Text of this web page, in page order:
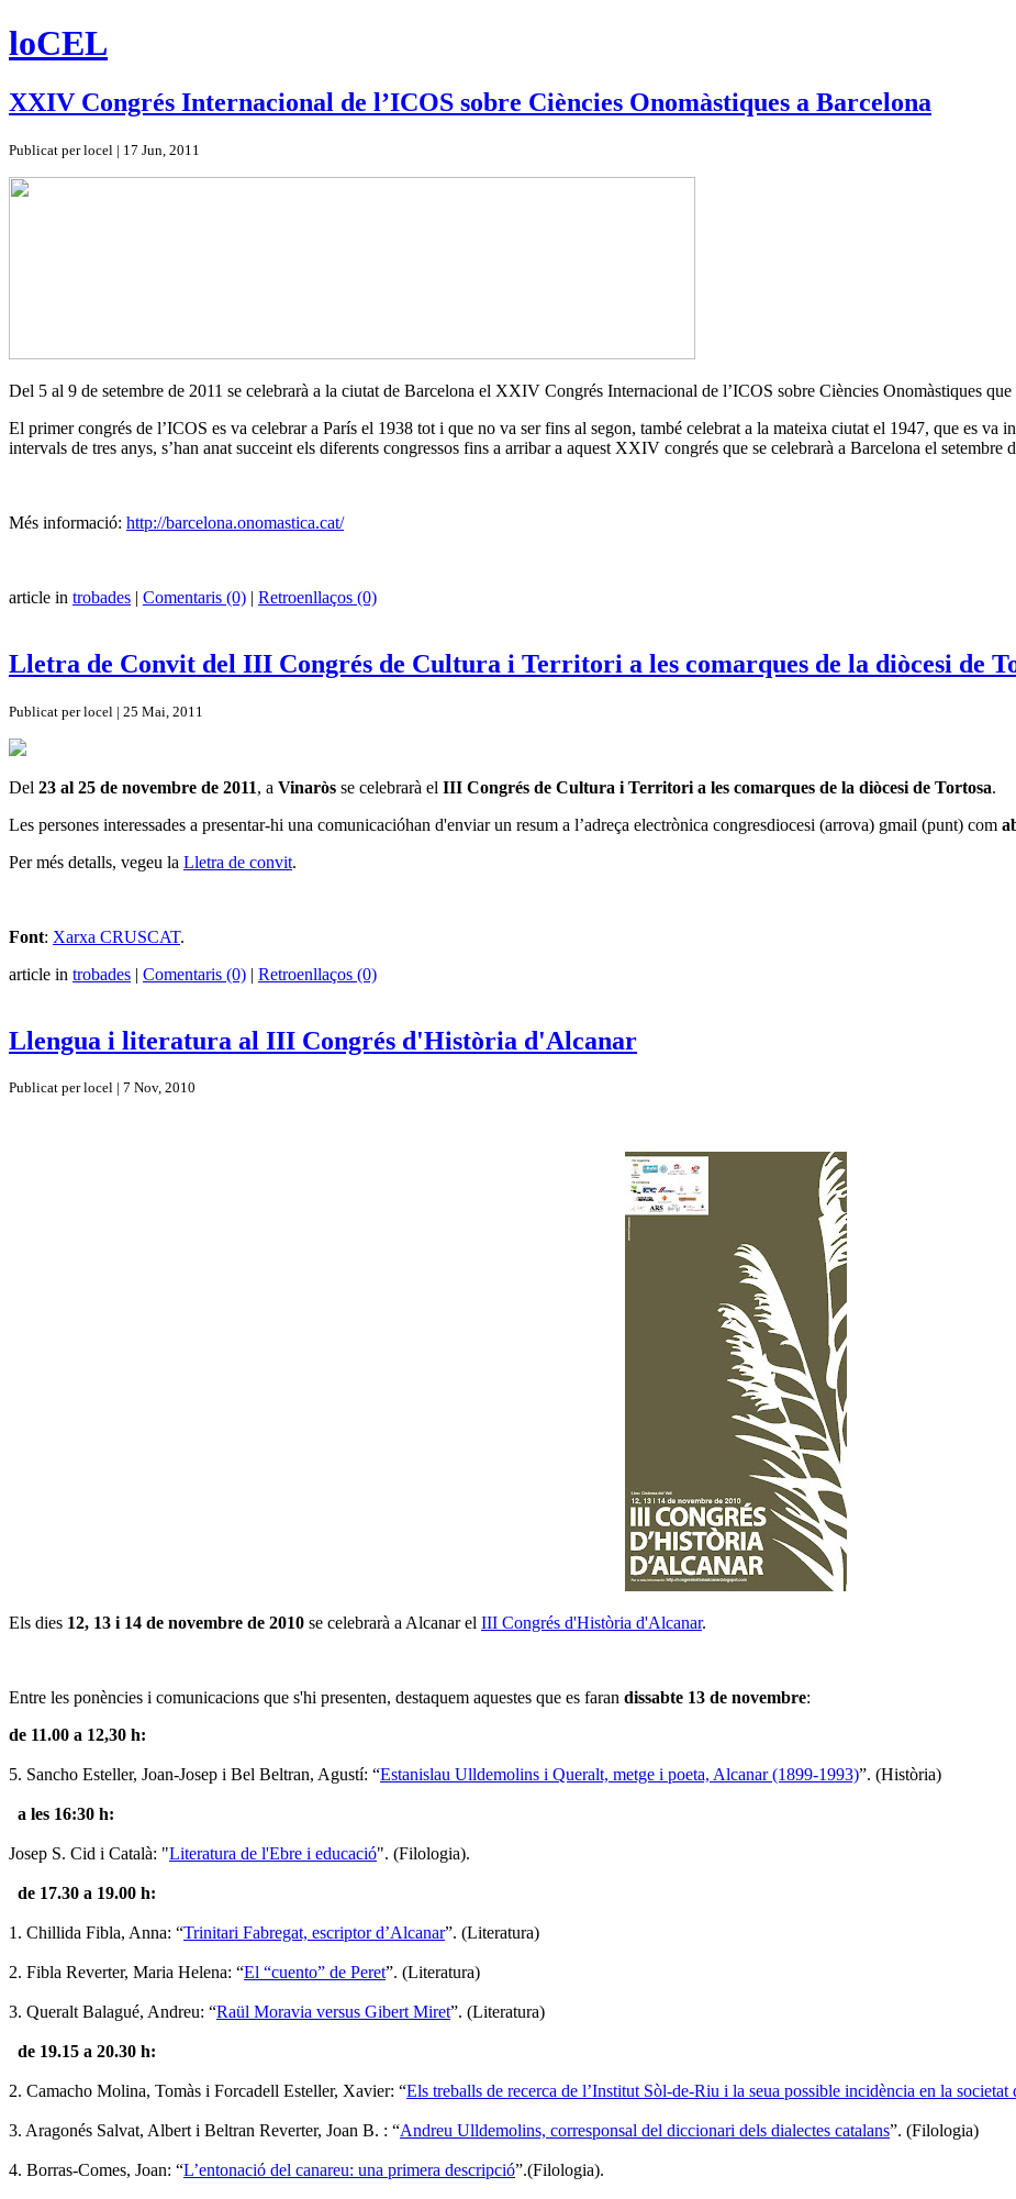
loCEL
XXIV Congrés Internacional de l’ICOS sobre Ciències Onomàstiques a Barcelona
Publicat per locel | 17 Jun, 2011
Del 5 al 9 de setembre de 2011 se celebrarà a la ciutat de Barcelona el XXIV Congrés Internacional de l’ICOS sobre Ciències Onomàstiques
El primer congrés de l’ICOS es va celebrar a París el 1938 tot i que no va ser fins al segon, també celebrat a la mateixa ciutat el 1947, que es va
intervals de tres anys, s’han anat succeint els diferents congressos fins a arribar a aquest XXIV congrés que se celebrarà a Barcelona el setembre
Més informació: http://barcelona.onomastica.cat/
article in trobades | Comentaris (0) | Retroenllaços (0)
Lletra de Convit del III Congrés de Cultura i Territori a les comarques de la diòcesi de
Publicat per locel | 25 Mai, 2011
Del 23 al 25 de novembre de 2011, a Vinaròs se celebrarà el III Congrés de Cultura i Territori a les comarques de la diòcesi de Tortosa.
Les persones interessades a presentar-hi una comunicacióhan d'enviar un resum a l’adreça electrònica congresdiocesi (arrova) gmail (punt) com
Per més detalls, vegeu la Lletra de convit.
Font: Xarxa CRUSCAT.
article in trobades | Comentaris (0) | Retroenllaços (0)
Llengua i literatura al III Congrés d'Història d'Alcanar
Publicat per locel | 7 Nov, 2010
Els dies 12, 13 i 14 de novembre de 2010 se celebrarà a Alcanar el III Congrés d'Història d'Alcanar.
Entre les ponències i comunicacions que s'hi presenten, destaquem aquestes que es faran dissabte 13 de novembre:
de 11.00 a 12,30 h:
5. Sancho Esteller, Joan-Josep i Bel Beltran, Agustí: “Estanislau Ulldemolins i Queralt, metge i poeta, Alcanar (1899-1993)”. (Història)
a les 16:30 h:
Josep S. Cid i Català: "Literatura de l'Ebre i educació". (Filologia).
de 17.30 a 19.00 h:
1. Chillida Fibla, Anna: “Trinitari Fabregat, escriptor d’Alcanar”. (Literatura)
2. Fibla Reverter, Maria Helena: “El “cuento” de Peret”. (Literatura)
3. Queralt Balagué, Andreu: “Raül Moravia versus Gibert Miret”. (Literatura)
de 19.15 a 20.30 h:
2. Camacho Molina, Tomàs i Forcadell Esteller, Xavier: “Els treballs de recerca de l’Institut Sòl-de-Riu i la seua possible incidència en la societat
3. Aragonés Salvat, Albert i Beltran Reverter, Joan B. : “Andreu Ulldemolins, corresponsal del diccionari dels dialectes catalans”. (Filologia)
4. Borras-Comes, Joan: “L’entonació del canareu: una primera descripció”.(Filologia).